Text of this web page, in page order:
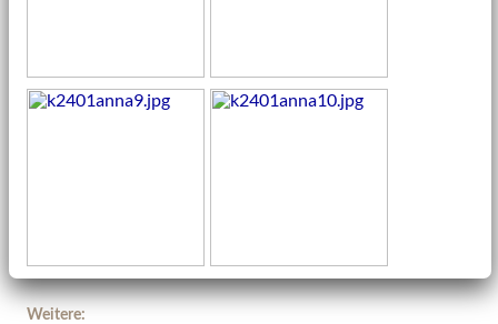
Weitere: